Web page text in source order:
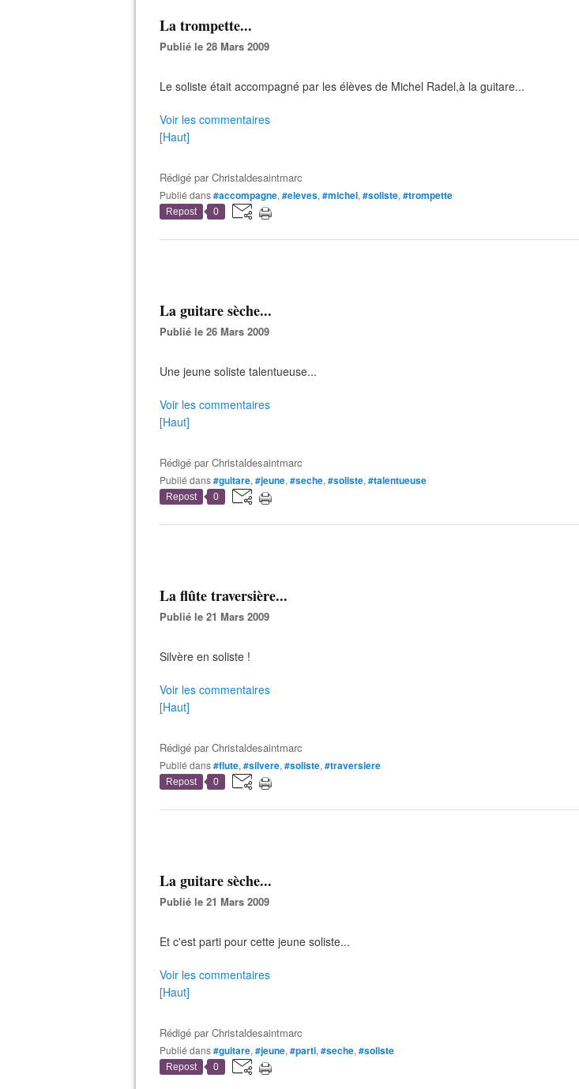
La trompette...
Publié le 28 Mars 2009
Le soliste était accompagné par les élèves de Michel Radel,à la guitare...
Voir les commentaires
[Haut]
Rédigé parChristaldesaintmarc
Publié dans#accompagne, #eleves, #michel, #soliste, #trompette
Repost 0
La guitare sèche...
Publié le 26 Mars 2009
Une jeune soliste talentueuse...
Voir les commentaires
[Haut]
Rédigé parChristaldesaintmarc
Publié dans#guitare, #jeune, #seche, #soliste, #talentueuse
Repost 0
La flûte traversière...
Publié le 21 Mars 2009
Silvère en soliste !
Voir les commentaires
[Haut]
Rédigé parChristaldesaintmarc
Publié dans#flute, #silvere, #soliste, #traversiere
Repost 0
La guitare sèche...
Publié le 21 Mars 2009
Et c'est parti pour cette jeune soliste...
Voir les commentaires
[Haut]
Rédigé parChristaldesaintmarc
Publié dans#guitare, #jeune, #parti, #seche, #soliste
Repost 0